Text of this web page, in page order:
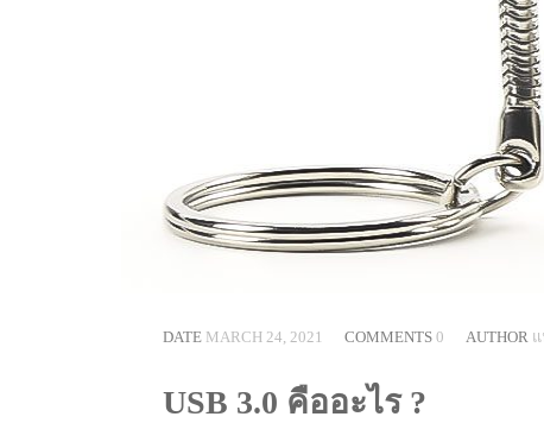
DATE MARCH 24, 2021 COMMENTS 0 AUTHOR
USB 3.0 คืออะไร ?